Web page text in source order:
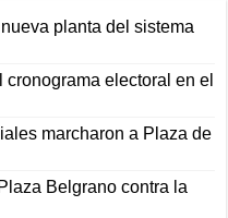
planta del sistema
electoral en el
marcharon a Plaza de
Belgrano contra la